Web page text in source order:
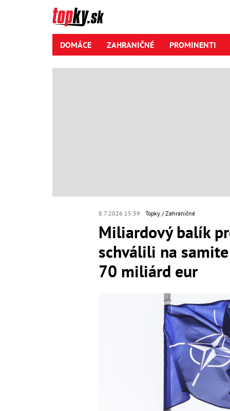
DOMÁCE ZAHRANIČNÉ PROMINENTI
8.7.2026 15:39 Topky Zahraničné
Miliardový balík
schválili na
70 miliárd eur